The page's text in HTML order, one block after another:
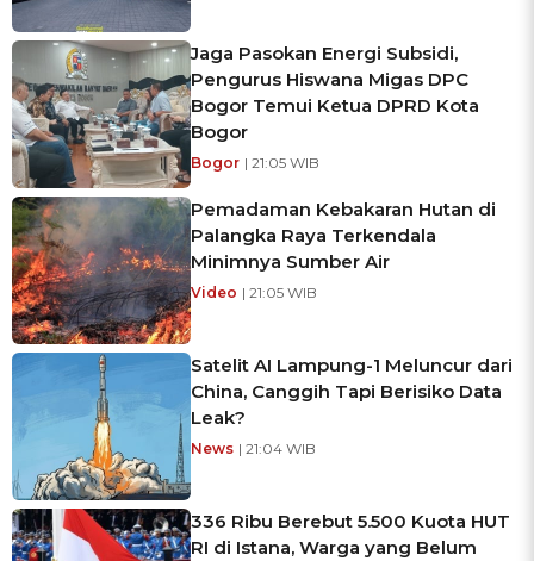
Jaga Pasokan Energi Subsidi,
Pengurus Hiswana Migas DPC
Bogor Temui Ketua DPRD Kota
Bogor
Bogor | 21:05 WIB
Pemadaman Kebakaran Hutan di
Palangka Raya Terkendala
Minimnya Sumber Air
Video | 21:05 WIB
Satelit AI Lampung-1 Meluncur dari
China, Canggih Tapi Berisiko Data
Leak?
News | 21:04 WIB
336 Ribu Berebut 5.500 Kuota HUT
RI di Istana, Warga yang Belum